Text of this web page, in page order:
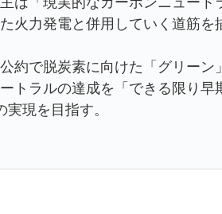
火力発電と併用していく道筋を
約で脱炭素に向けた「グリー
トラルの達成を「できる限り
実現を目指す。